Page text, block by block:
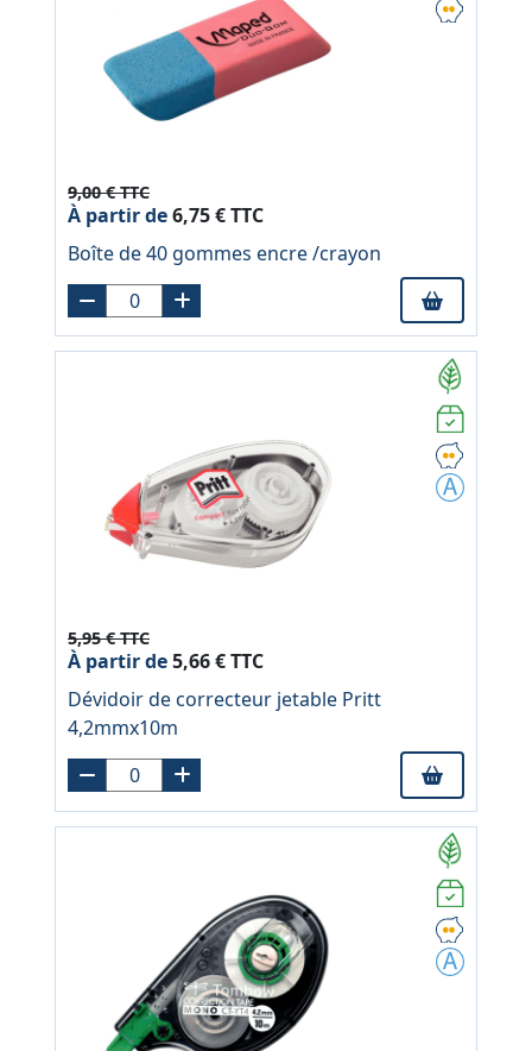
9,00 € TTC
À partir de6,75 € TTC
Boîte de 40 gommes encre /crayon
5,95 € TTC
À partir de5,66 € TTC
Dévidoir de correcteur jetable Pritt
4,2mmx10m